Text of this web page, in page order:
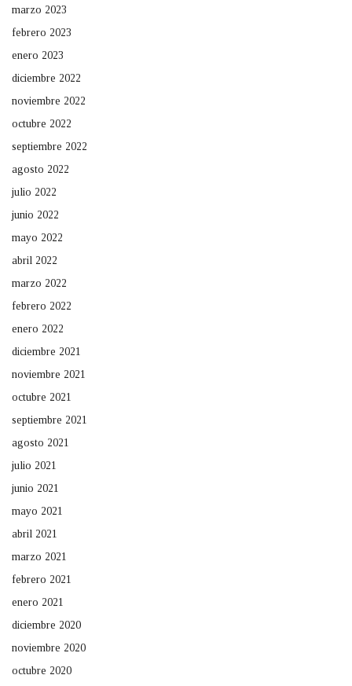
marzo 2023
febrero 2023
enero 2023
diciembre 2022
noviembre 2022
octubre 2022
septiembre 2022
agosto 2022
julio 2022
junio 2022
mayo 2022
abril 2022
marzo 2022
febrero 2022
enero 2022
diciembre 2021
noviembre 2021
octubre 2021
septiembre 2021
agosto 2021
julio 2021
junio 2021
mayo 2021
abril 2021
marzo 2021
febrero 2021
enero 2021
diciembre 2020
noviembre 2020
octubre 2020